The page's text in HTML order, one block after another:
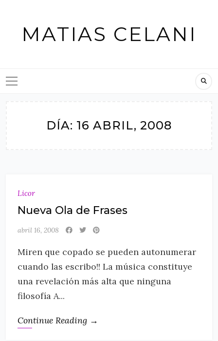
contentMATIAS CELANI
DÍA: 16 ABRIL, 2008
Licor
Nueva Ola de Frases
abril 16, 2008
Miren que copado se pueden autonumerar
cuando las escribo!! La música constituye
una revelación más alta que ninguna
filosofía A...
Continue Reading →